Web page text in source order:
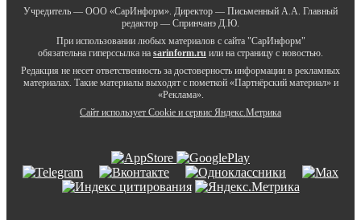
Учредитель — ООО «СарИнформ». Директор — Письменный А.А. Главный
редактор — Спринчанэ Д.Ю.
При использовании любых материалов с сайта "СарИнформ"
обязательна гиперссылка на sarinform.ru или на страницу с новостью.
Редакция не несет ответственность за достоверность информации в рекламных
материалах. Такие материалы выходят с пометкой «Партнёрский материал» и
«Реклама».
Сайт использует Cookie и сервиc Яндекс.Метрика